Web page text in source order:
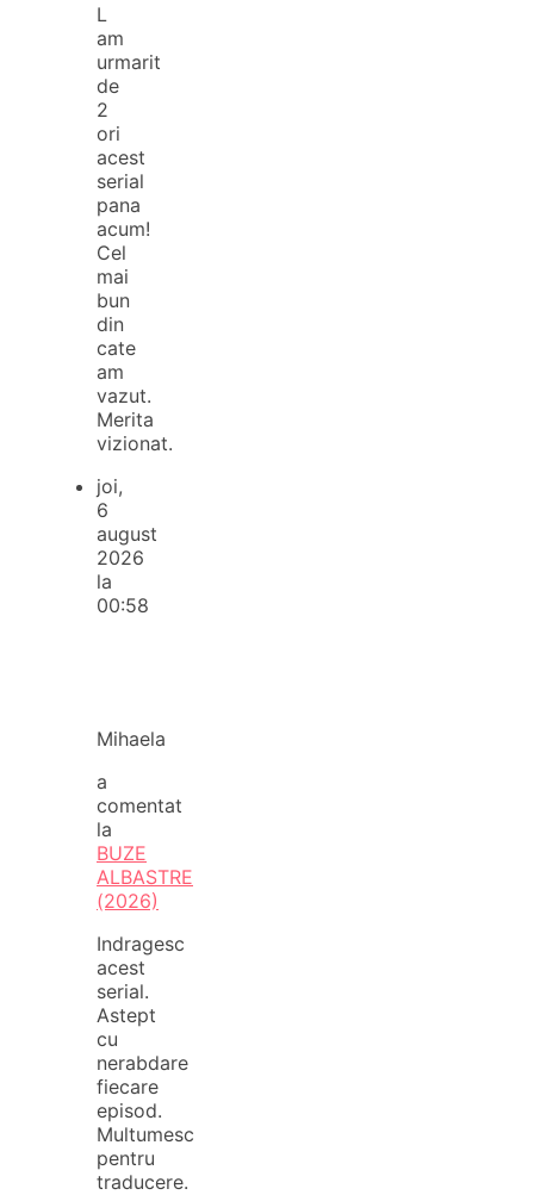
L
am
urmarit
de
2
ori
acest
serial
pana
acum!
Cel
mai
bun
din
cate
am
vazut.
Merita
vizionat.
joi,
6
august
2026
la
00:58
Mihaela
a
comentat
la
BUZE
ALBASTRE
(2026)
Indragesc
acest
serial.
Astept
cu
nerabdare
fiecare
episod.
Multumesc
pentru
traducere.